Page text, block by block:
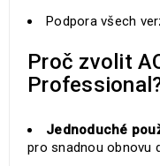
Podpora všech
Proč zvolit
Jednoduché
pro snadnou obnovu